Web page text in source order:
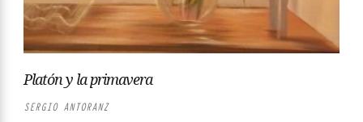
Platón y la primavera
SERGIO ANTORANZ